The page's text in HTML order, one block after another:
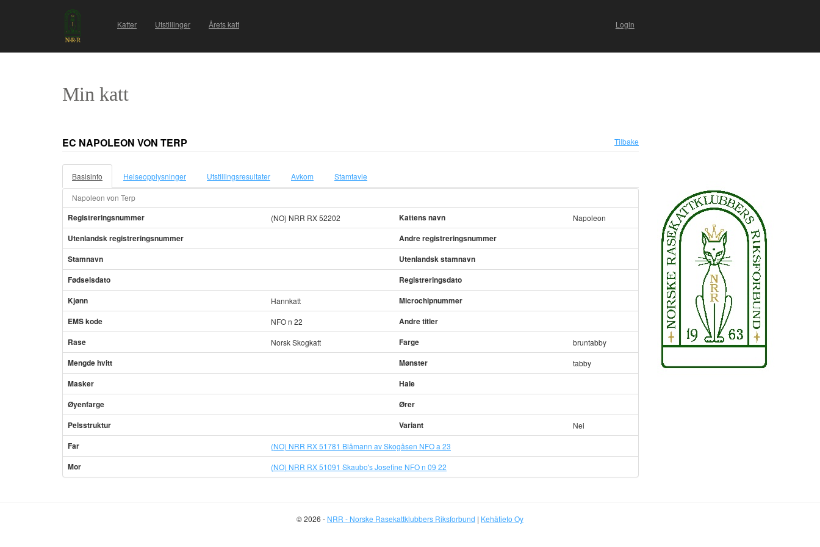
Katter Utstillinger Årets katt Login
Min katt
EC NAPOLEON VON TERP Tilbake
Basisinfo Helseopplysninger Utstillingsresultater Avkom Stamtavle
Napoleon von Terp
Registreringsnummer (NO) NRR RX 52202 Kattens navn Napoleon
Utenlandsk registreringsnummer
Andre registreringsnummer
Stamnavn
Utenlandsk stamnavn
Fødselsdato
Registreringsdato
Kjønn
Hannkatt
Microchipnummer
EMS kode
NFO n 22
Andre titler
Rase
Norsk Skogkatt Farge bruntabby
Mengde hvitt Mønster tabby
Masker
Hale
Øyenfarge
Ører
Pelsstruktur
Variant Nei
Far (NO) NRR RX 51781 Blåmann av Skogåsen NFO a 23
Mor (NO) NRR RX 51091 Skaubo's Josefine NFO n 09 22
© 2026 - NRR - Norske Rasekattklubbers Riksforbund | Kehätieto Oy